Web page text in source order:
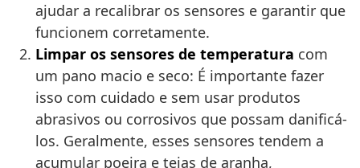
ajudar a recalibrar os sensores e garantir que
funcionem corretamente.
Limpar os sensores de temperatura com
um pano macio e seco: É importante fazer
isso com cuidado e sem usar produtos
abrasivos ou corrosivos que possam danificá-
los. Geralmente, esses sensores tendem a
acumular poeira e teias de aranha,